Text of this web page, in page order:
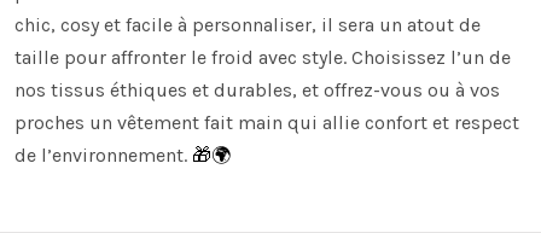
chic, cosy et facile à personnaliser, il sera un atout de
taille pour affronter le froid avec style. Choisissez l’un de
nos tissus éthiques et durables, et offrez-vous ou à vos
proches un vêtement fait main qui allie confort et respect
de l’environnement. 🎁🌍